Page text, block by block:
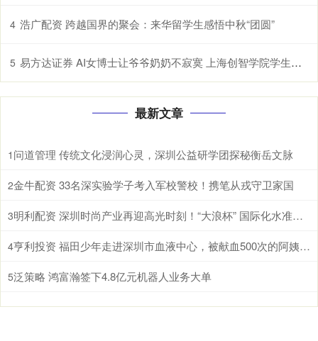
4 浩广配资 跨越国界的聚会：来华留学生感悟中秋“团圆”
5 易方达证券 AI女博士让爷爷奶奶不寂寞 上海创智学院学生研发中文情感适老大模型
最新文章
1 问道管理 传统文化浸润心灵，深圳公益研学团探秘衡岳文脉
2金牛配资 33名深实验学子考入军校警校！携笔从戎守卫家国
3 明利配资 深圳时尚产业再迎高光时刻！“大浪杯” 国际化水准再攀新高
4 亨利投资 福田少年走进深圳市血液中心，被献血500次的阿姨圈粉了！
5泛策略 鸿富瀚签下4.8亿元机器人业务大单